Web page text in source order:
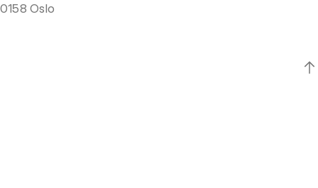
0158 Oslo